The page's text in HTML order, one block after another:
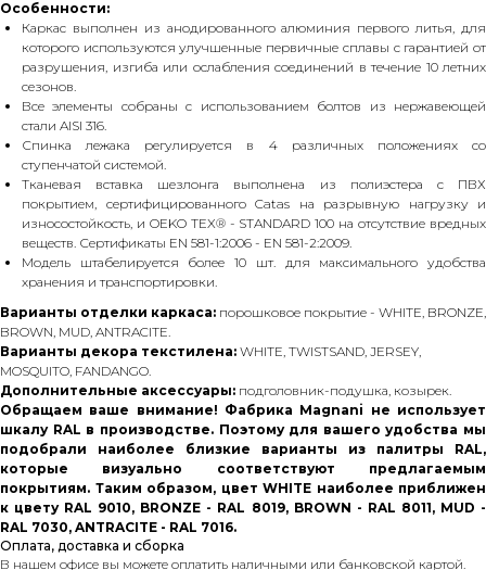
Особенности:
Каркас выполнен из анодированного алюминия первого литья, для
которого используются улучшенные первичные сплавы с гарантией от
разрушения, изгиба или ослабления соединений в течение 10 летних
сезонов.
Все элементы собраны с использованием болтов из нержавеющей
стали AISI 316.
Спинка лежака регулируется в 4 различных положениях со
ступенчатой системой.
Тканевая вставка шезлонга выполнена из полиэстера с ПВХ
покрытием, сертифицированного Catas на разрывную нагрузку и
износостойкость, и OEKO TEX® - STANDARD 100 на отсутствие вредных
веществ. Сертификаты EN 581-1:2006 - EN 581-2:2009.
Модель штабелируется более 10 шт. для максимального удобства
хранения и транспортировки.
Варианты отделки каркаса: порошковое покрытие - WHITE, BRONZE,
BROWN, MUD, ANTRACITE.
Варианты декора текстилена: WHITE, TWISTSAND, JERSEY,
MOSQUITO, FANDANGO.
Дополнительные аксессуары: подголовник-подушка, козырек.
Обращаем ваше внимание! Фабрика Magnani не использует
шкалу RAL в производстве. Поэтому для вашего удобства мы
подобрали наиболее близкие варианты из палитры RAL,
которые визуально соответствуют предлагаемым
покрытиям. Таким образом, цвет WHITE наиболее приближен
к цвету RAL 9010, BRONZE - RAL 8019, BROWN - RAL 8011, MUD -
RAL 7030, ANTRACITE - RAL 7016.
Оплата, доставка и сборка
В нашем офисе вы можете оплатить наличными или банковской картой.